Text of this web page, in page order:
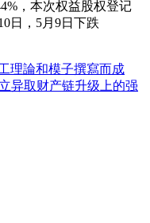
，本次权益股权登记
日，5月9日下跌
理論和模子撰寫而成
异取财产链升级上的强